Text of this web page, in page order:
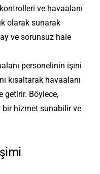
ve havaalanı
olarak sunarak
ve sorunsuz hale
personelinin işini
kısaltarak havaalanı
getirir. Böylece,
bir hizmet sunabilir ve